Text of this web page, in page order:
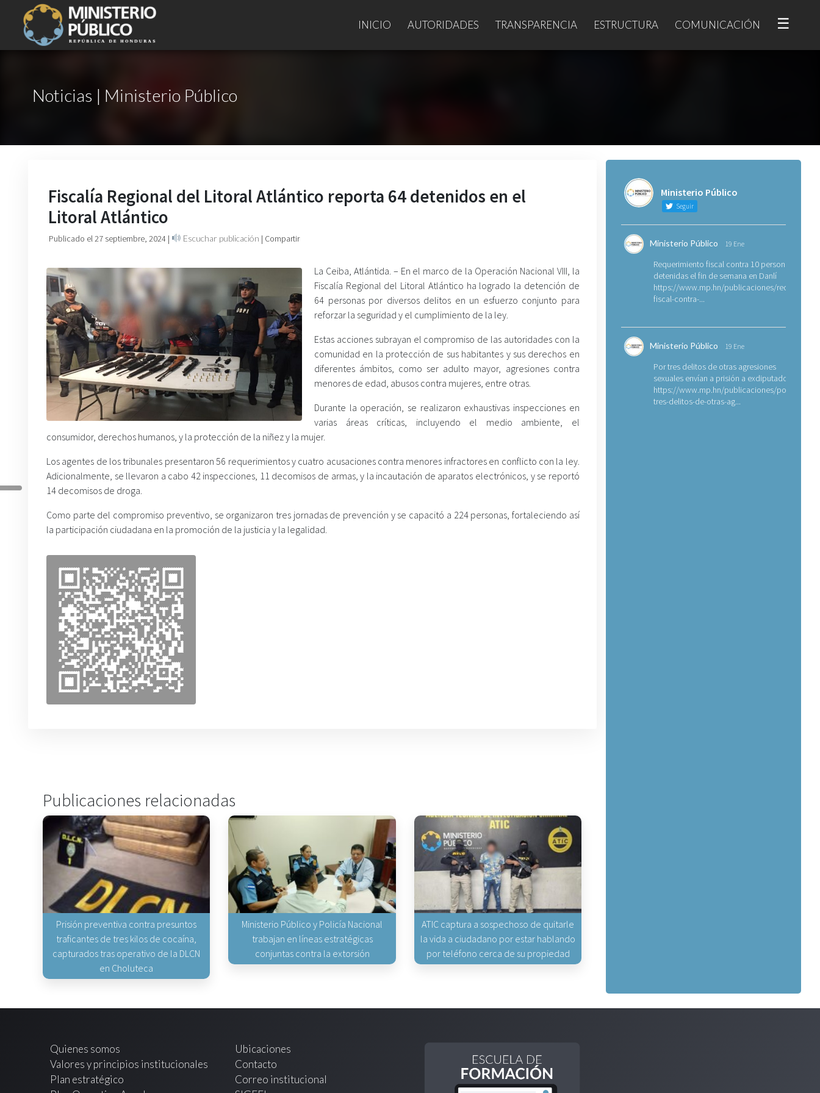
INICIO AUTORIDADES TRANSPARENCIA ESTRUCTURA COMUNICACIÓN ☰
Noticias | Ministerio Público
Fiscalía Regional del Litoral Atlántico reporta 64 detenidos en el
Litoral Atlántico
Publicado el 27 septiembre, 2024 | Escuchar publicación | Compartir
La Ceiba, Atlántida. – En el marco de la Operación Nacional VIII, la
Fiscalía Regional del Litoral Atlántico ha logrado la detención de
64 personas por diversos delitos en un esfuerzo conjunto para
reforzar la seguridad y el cumplimiento de la ley.
Estas acciones subrayan el compromiso de las autoridades con la
comunidad en la protección de sus habitantes y sus derechos en
diferentes ámbitos, como ser adulto mayor, agresiones contra
menores de edad, abusos contra mujeres, entre otras.
Durante la operación, se realizaron exhaustivas inspecciones en
varias áreas críticas, incluyendo el medio ambiente, el
consumidor, derechos humanos, y la protección de la niñez y la mujer.
Los agentes de los tribunales presentaron 56 requerimientos y cuatro acusaciones contra menores infractores en conflicto con la ley.
Adicionalmente, se llevaron a cabo 42 inspecciones, 11 decomisos de armas, y la incautación de aparatos electrónicos, y se reportó
14 decomisos de droga.
Como parte del compromiso preventivo, se organizaron tres jornadas de prevención y se capacitó a 224 personas, fortaleciendo así
la participación ciudadana en la promoción de la justicia y la legalidad.
Publicaciones relacionadas
Prisión preventiva contra presuntos
traficantes de tres kilos de cocaína,
capturados tras operativo de la DLCN
en Choluteca
Ministerio Público y Policía Nacional
trabajan en líneas estratégicas
conjuntas contra la extorsión
ATIC captura a sospechoso de quitarle
la vida a ciudadano por estar hablando
por teléfono cerca de su propiedad
Ministerio Público
Seguir
Ministerio Público 19 Ene
Requerimiento fiscal contra 10 personas
detenidas el fin de semana en Danlí
https://www.mp.hn/publicaciones/
fiscal-contra-...
Ministerio Público 19 Ene
Por tres delitos de otras agresiones
sexuales envían a prisión a exdiputado
https://www.mp.hn/publicaciones/por-
tres-delitos-de-otras-ag...
Quienes somos
Valores y principios institucionales
Plan estratégico
Ubicaciones
Contacto
Correo institucional